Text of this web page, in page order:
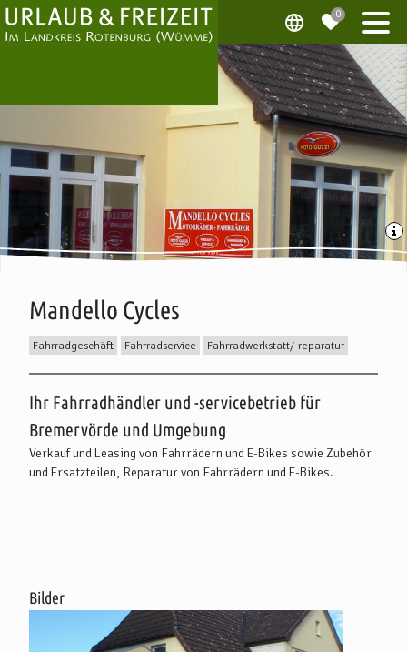
Mandello Cycles
Fahrradgeschäft Fahrradservice Fahrradwerkstatt/-reparatur
Beschreibung
Ihr Fahrradhändler und -servicebetrieb für
Bremervörde und Umgebung
Verkauf und Leasing von Fahrrädern und E-Bikes sowie Zubehör
und Ersatzteilen, Reparatur von Fahrrädern und E-Bikes.
Bilder